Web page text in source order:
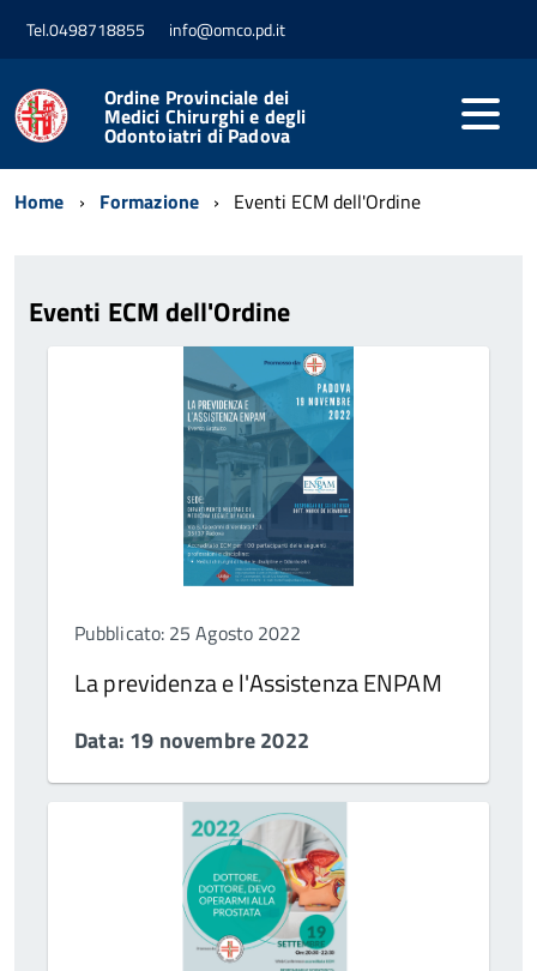
Tel.0498718855 info@omco.pd.it
Ordine Provinciale dei
Medici Chirurghi e degli
Odontoiatri di Padova
Home Formazione Eventi ECM dell'Ordine
Eventi ECM dell'Ordine
Pubblicato: 25 Agosto 2022
La previdenza e l'Assistenza ENPAM
Data: 19 novembre 2022